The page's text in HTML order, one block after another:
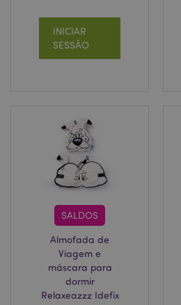
INICIAR
SESSÃO
SALDOS
Almofada de
Viagem e
máscara para
dormir
Relaxeazzz Idefix